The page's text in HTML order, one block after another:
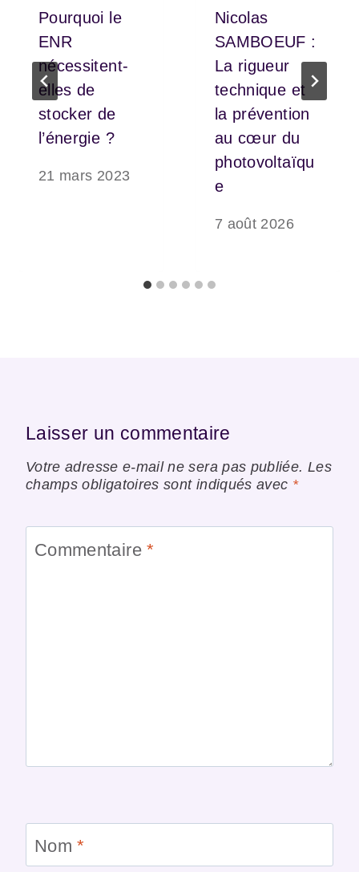
Pourquoi le
ENR
nécessitent-
elles de
stocker de
l’énergie ?
21 mars 2023
Nicolas
SAMBOEUF :
La rigueur
technique et
la prévention
au cœur du
photovoltaïqu
e
7 août 2026
Laisser un commentaire
Votre adresse e-mail ne sera pas publiée. Les
champs obligatoires sont indiqués avec *
Commentaire*
Nom*